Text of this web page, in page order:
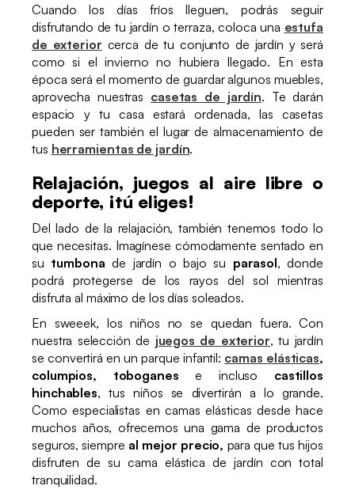
Cuando los días fríos lleguen, podrás seguir
disfrutando de tu jardín o terraza, coloca una estufa
de exterior cerca de tu conjunto de jardín y será
como si el invierno no hubiera llegado. En esta
época será el momento de guardar algunos muebles,
aprovecha nuestras casetas de jardín. Te darán
espacio y tu casa estará ordenada, las casetas
pueden ser también el lugar de almacenamiento de
tus herramientas de jardín.
Relajación, juegos al aire libre o
deporte, ¡tú eliges!
Del lado de la relajación, también tenemos todo lo
que necesitas. Imagínese cómodamente sentado en
su tumbona de jardín o bajo su parasol, donde
podrá protegerse de los rayos del sol mientras
disfruta al máximo de los días soleados.
En sweeek, los niños no se quedan fuera. Con
nuestra selección de juegos de exterior, tu jardín
se convertirá en un parque infantil: camas elásticas,
columpios, toboganes e incluso castillos
hinchables, tus niños se divertirán a lo grande.
Como especialistas en camas elásticas desde hace
muchos años, ofrecemos una gama de productos
seguros, siempre al mejor precio, para que tus hijos
disfruten de su cama elástica de jardín con total
tranquilidad.